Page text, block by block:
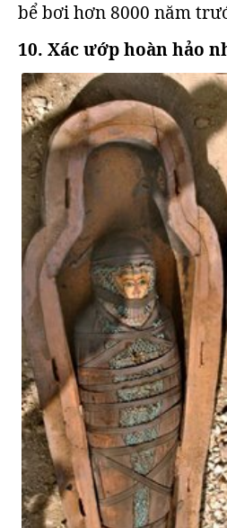
bể bơi hơn 8000 năm
10. Xác ướp hoàn hảo